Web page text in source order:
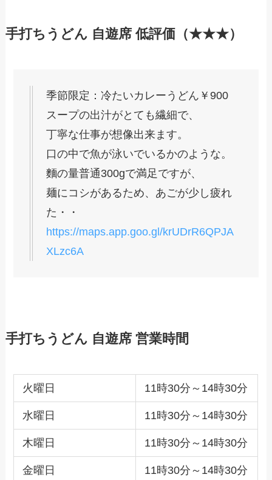
手打ちうどん 自遊席 低評価（★★★）
季節限定：冷たいカレーうどん￥900
スープの出汁がとても繊細で、
丁寧な仕事が想像出来ます。
口の中で魚が泳いでいるかのような。
麵の量普通300gで満足ですが、
麺にコシがあるため、あごが少し疲れ
た・・
https://maps.app.goo.gl/krUDrR6QPJA
XLzc6A
手打ちうどん 自遊席 営業時間
火曜日 11時30分～14時30分
水曜日 11時30分～14時30分
木曜日 11時30分～14時30分
金曜日 11時30分～14時30分